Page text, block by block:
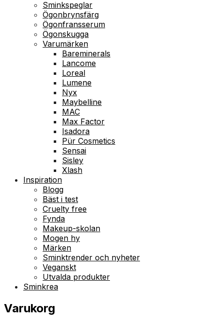
Sminkspeglar
Ögonbrynsfärg
Ögonfransserum
Ögonskugga
Varumärken
Bareminerals
Lancome
Loreal
Lumene
Nyx
Maybelline
MAC
Max Factor
Isadora
Pür Cosmetics
Sensai
Sisley
Xlash
Inspiration
Blogg
Bäst i test
Cruelty free
Fynda
Makeup-skolan
Mogen hy
Märken
Sminktrender och nyheter
Veganskt
Utvalda produkter
Sminkrea
Varukorg